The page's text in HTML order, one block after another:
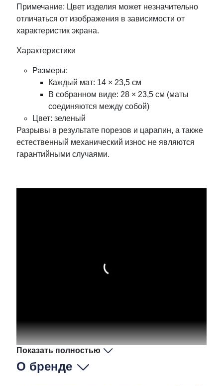
Примечание: Цвет изделия может незначительно
отличаться от изображения в зависимости от
характеристик экрана.
Характеристики
Размеры:
Каждый мат: 14 × 23,5 см
В собранном виде: 28 × 23,5 см (маты
соединяются между собой)
Цвет: зеленый
Разрывы в результате порезов и царапин, а также
естественный механический износ не являются
гарантийными случаями.
Показать полностью
О бренде